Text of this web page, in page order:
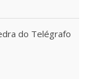
do Telégrafo